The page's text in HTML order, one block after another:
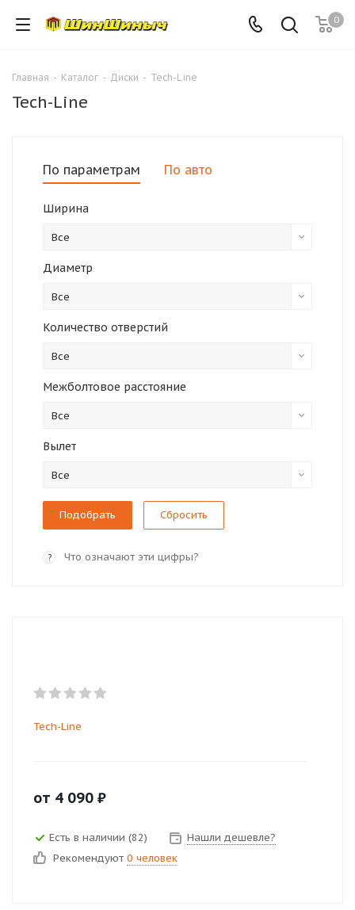
0
Главная - Каталог - Диски - Tech-Line
Tech-Line
По параметрам По авто
Ширина
Все
Диаметр
Все
Количество отверстий
Все
Межболтовое расстояние
Все
Вылет
Все
Сбросить
? Что означают эти цифры?
Tech-Line
от 4 090 ₽
Есть в наличии (82)
Нашли дешевле?
Рекомендуют 0 человек